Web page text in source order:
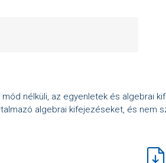
nélküli, az egyenletek és algebrai
algebrai kifejezéseket, és nem